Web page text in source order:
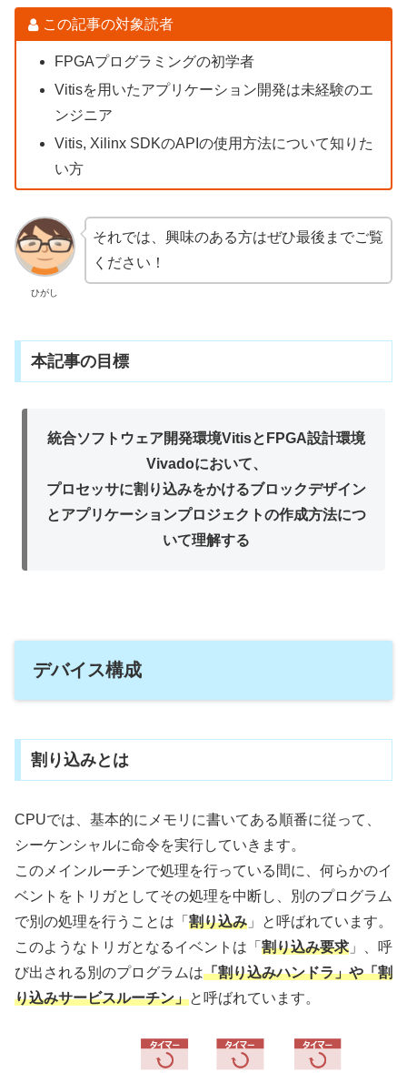
この記事の対象読者
FPGAプログラミングの初学者
Vitisを用いたアプリケーション開発は未経験のエ
ンジニア
Vitis, Xilinx SDKのAPIの使用方法について知りた
い方
ひがし
それでは、興味のある方はぜひ最後までご覧
ください！
本記事の目標
統合ソフトウェア開発環境VitisとFPGA設計環境
Vivadoにおいて、
プロセッサに割り込みをかけるブロックデザイン
とアプリケーションプロジェクトの作成方法につ
いて理解する
デバイス構成
割り込みとは
CPUでは、基本的にメモリに書いてある順番に従って、
シーケンシャルに命令を実行していきます。
このメインルーチンで処理を行っている間に、何らかのイ
ベントをトリガとしてその処理を中断し、別のプログラム
で別の処理を行うことは「 割り込み 」と呼ばれています。
このようなトリガとなるイベントは「 割り込み要求 」、呼
び出される別のプログラムは「割り込みハンドラ」や「割
り込みサービスルーチン」と呼ばれています。